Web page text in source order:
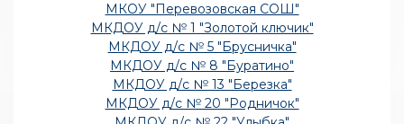
МКОУ "Перевозовская СОШ"
МКДОУ д/с № 1 "Золотой ключик"
МКДОУ д/с № 5 "Брусничка"
МКДОУ д/с № 8 "Буратино"
МКДОУ д/с № 13 "Березка"
МКДОУ д/с № 20 "Родничок"